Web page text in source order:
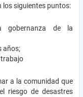
los siguientes puntos:
gobernanza de la
años;
trabajo
a la comunidad que
riesgo de desastres